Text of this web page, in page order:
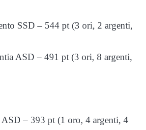
SSD – 544 pt (3 ori, 2 argenti,
ASD – 491 pt (3 ori, 8 argenti,
– 393 pt (1 oro, 4 argenti, 4